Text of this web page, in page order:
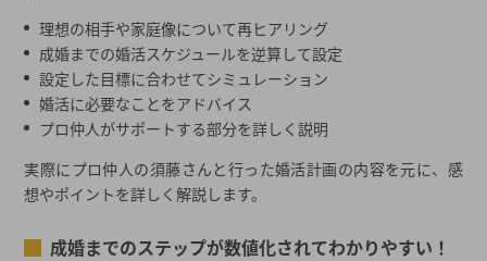
理想の相手や家庭像について再ヒアリング
成婚までの婚活スケジュールを逆算して設定
設定した目標に合わせてシミュレーション
婚活に必要なことをアドバイス
プロ仲人がサポートする部分を詳しく説明
実際にプロ仲人の須藤さんと行った婚活計画の内容を元に、感
想やポイントを詳しく解説します。
成婚までのステップが数値化されてわかりやすい！